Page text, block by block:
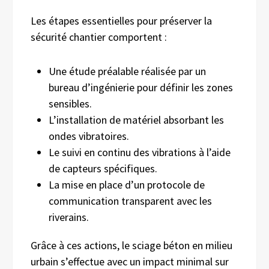
Les étapes essentielles pour préserver la
sécurité chantier comportent :
Une étude préalable réalisée par un
bureau d’ingénierie pour définir les zones
sensibles.
L’installation de matériel absorbant les
ondes vibratoires.
Le suivi en continu des vibrations à l’aide
de capteurs spécifiques.
La mise en place d’un protocole de
communication transparent avec les
riverains.
Grâce à ces actions, le sciage béton en milieu
urbain s’effectue avec un impact minimal sur